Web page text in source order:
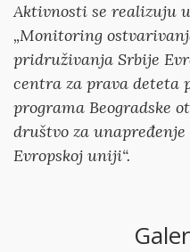
Aktivnosti se realizuju
„Monitoring
pridruživanja Srbije
centra za prava deteta
programa Beogradske
društvo za
Evropskoj uniji“.